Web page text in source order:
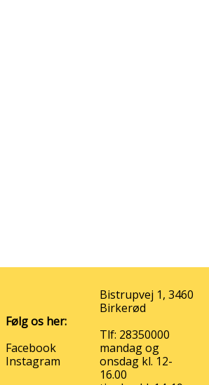
Følg os her:
Facebook
Instagram
Bistrupvej 1, 3460
Birkerød
Tlf: 28350000
mandag og
onsdag kl. 12-
16.00